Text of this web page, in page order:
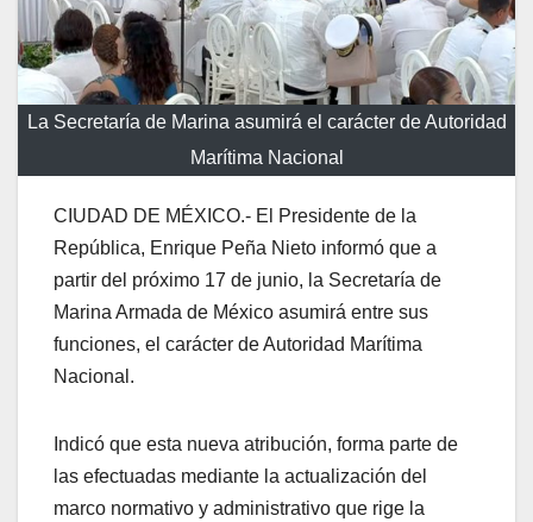
La Secretaría de Marina asumirá el carácter de Autoridad
Marítima Nacional
CIUDAD DE MÉXICO.- El Presidente de la
República, Enrique Peña Nieto informó que a
partir del próximo 17 de junio, la Secretaría de
Marina Armada de México asumirá entre sus
funciones, el carácter de Autoridad Marítima
Nacional.
Indicó que esta nueva atribución, forma parte de
las efectuadas mediante la actualización del
marco normativo y administrativo que rige la